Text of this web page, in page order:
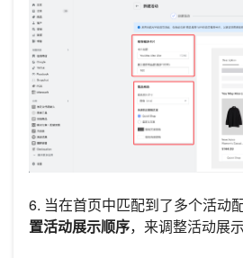
6. 当在首页中匹配到了多个活动
置活动展示顺序，来调整活动展